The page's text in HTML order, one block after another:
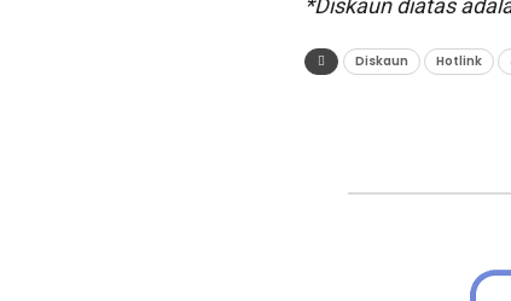
*Diskaun diatas
Diskaun Hotlink